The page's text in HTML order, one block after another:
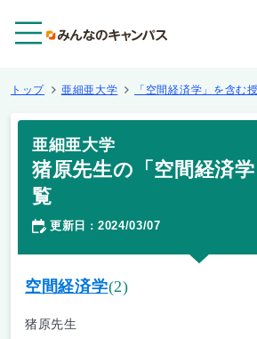
トップ 亜細亜大学 「空間経済学」を含む
亜細亜大学
猪原先生の「空間経済
覧
更新日 ： 2024/03/07
空間経済学(2)
猪原先生